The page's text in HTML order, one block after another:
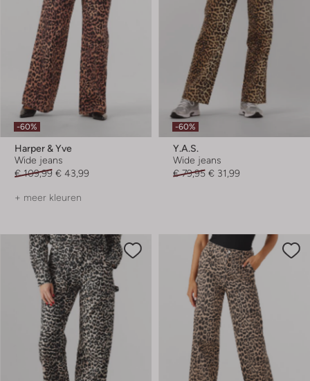
-60%
Harper & Yve
Wide jeans
€ 109,99 € 43,99
+ meer kleuren
-60%
Y.a.s.
Wide jeans
€ 79,95 € 31,99